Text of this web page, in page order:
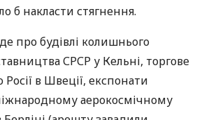
б накласти стягнення.
про будівлі колишнього
СРСР у Кельні, торгове
в Швеції, експонати
аерокосмічному